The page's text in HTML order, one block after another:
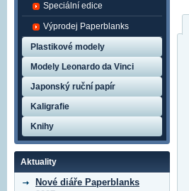
Speciální edice
Výprodej Paperblanks
Plastikové modely
Modely Leonardo da Vinci
Japonský ruční papír
Kaligrafie
Knihy
Aktuality
Nové diáře Paperblanks